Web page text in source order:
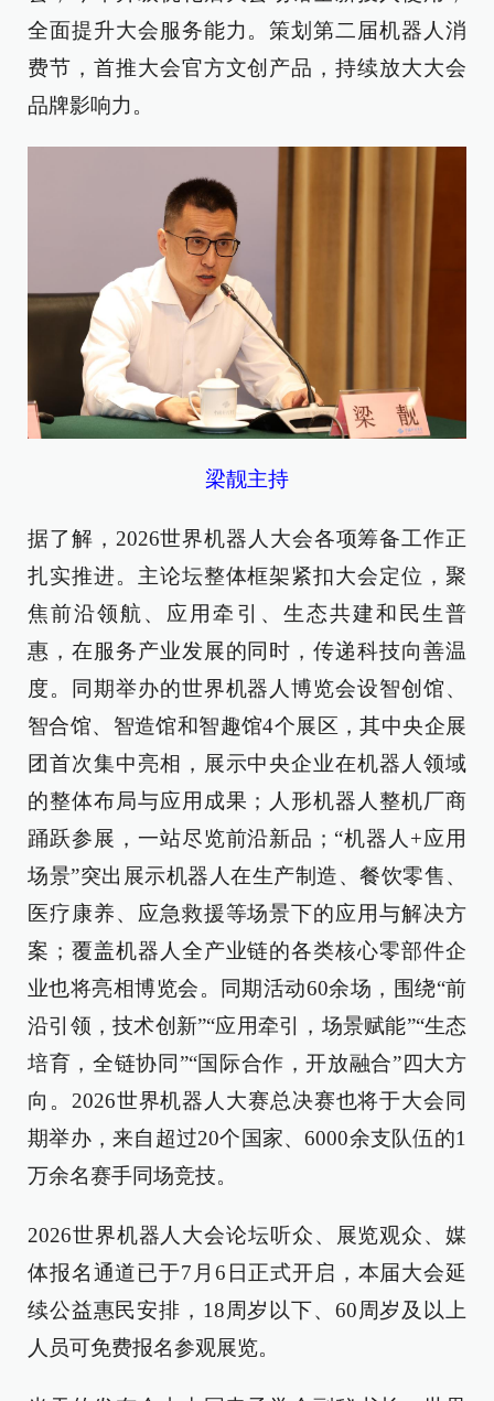
全面提升大会服务能力。策划第二届机器人消
费节，首推大会官方文创产品，持续放大大会
品牌影响力。
梁靓主持
据了解，2026世界机器人大会各项筹备工作正
扎实推进。主论坛整体框架紧扣大会定位，聚
焦前沿领航、应用牵引、生态共建和民生普
惠，在服务产业发展的同时，传递科技向善温
度。同期举办的世界机器人博览会设智创馆、
智合馆、智造馆和智趣馆4个展区，其中央企展
团首次集中亮相，展示中央企业在机器人领域
的整体布局与应用成果；人形机器人整机厂商
踊跃参展，一站尽览前沿新品；“机器人+应用
场景”突出展示机器人在生产制造、餐饮零售、
医疗康养、应急救援等场景下的应用与解决方
案；覆盖机器人全产业链的各类核心零部件企
业也将亮相博览会。同期活动60余场，围绕“前
沿引领，技术创新”“应用牵引，场景赋能”“生态
培育，全链协同”“国际合作，开放融合”四大方
向。2026世界机器人大赛总决赛也将于大会同
期举办，来自超过20个国家、6000余支队伍的1
万余名赛手同场竞技。
2026世界机器人大会论坛听众、展览观众、媒
体报名通道已于7月6日正式开启，本届大会延
续公益惠民安排，18周岁以下、60周岁及以上
人员可免费报名参观展览。